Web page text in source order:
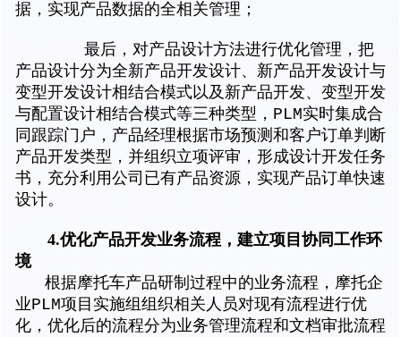
据，实现产品数据的全相关管理；
最后，对产品设计方法进行优化管理，把
产品设计分为全新产品开发设计、新产品开发设计与
变型开发设计相结合模式以及新产品开发、变型开发
与配置设计相结合模式等三种类型，PLM实时集成合
同跟踪门户，产品经理根据市场预测和客户订单判断
产品开发类型，并组织立项评审，形成设计开发任务
书，充分利用公司已有产品资源，实现产品订单快速
设计。
4.优化产品开发业务流程，建立项目协同工作环
境
根据摩托车产品研制过程中的业务流程，摩托企
业PLM项目实施组组织相关人员对现有流程进行优
化，优化后的流程分为业务管理流程和文档审批流程